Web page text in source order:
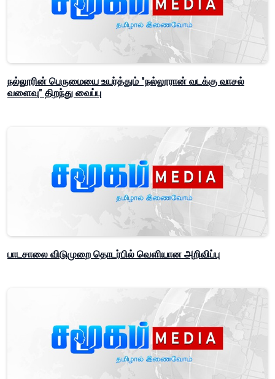
நல்லூரின் பெருமையை உயர்த்தும் "நல்லூரான் வடக்கு வாசல்
வளைவு" திறந்து வைப்பு
பாடசாலை விடுமுறை தொடர்பில் வௌியான அறிவிப்பு